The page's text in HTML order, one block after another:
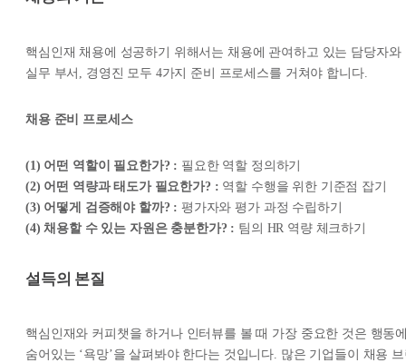
핵심인재 채용에 성공하기 위해서는 채용에 관여하고 있는 담당자와
실무 부서, 경영진 모두 4가지 준비 프로세스를 거쳐야 합니다.
채용 준비 프로세스
(1) 어떤 역할이 필요한가? : 필요한 역할 정의하기
(2) 어떤 역량과 태도가 필요한가? : 역할 수행을 위한 기준점 잡기
(3) 어떻게 검증해야 할까? : 평가자와 평가 과정 수립하기
(4) 채용할 수 있는 자원은 충분한가? : 팀의 HR 역량 체크하기
설득의 본질
핵심인재와 커피챗을 하거나 인터뷰를 볼 때 가장 중요한 것은 행동
숨어있는 ‘욕망’을 살펴봐야 한다는 것입니다. 많은 기업들이 채용